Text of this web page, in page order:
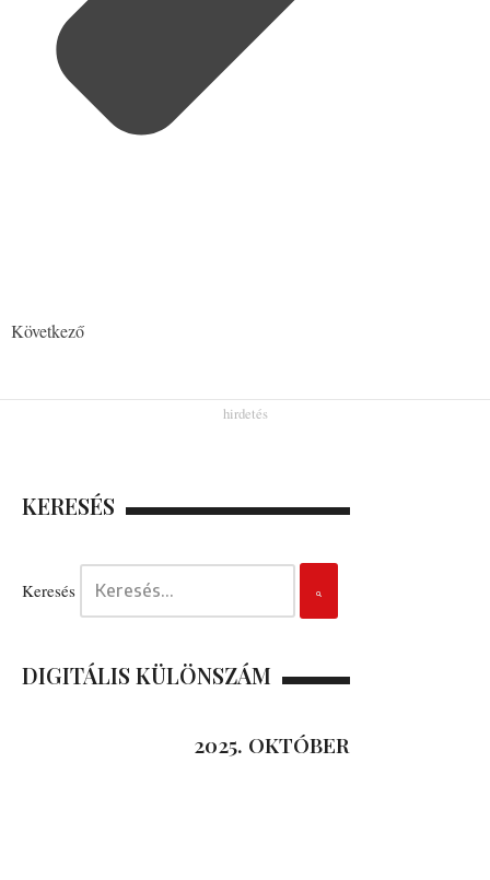
Következő
KERESÉS
Keresés
DIGITÁLIS KÜLÖNSZÁM
2025. OKTÓBER